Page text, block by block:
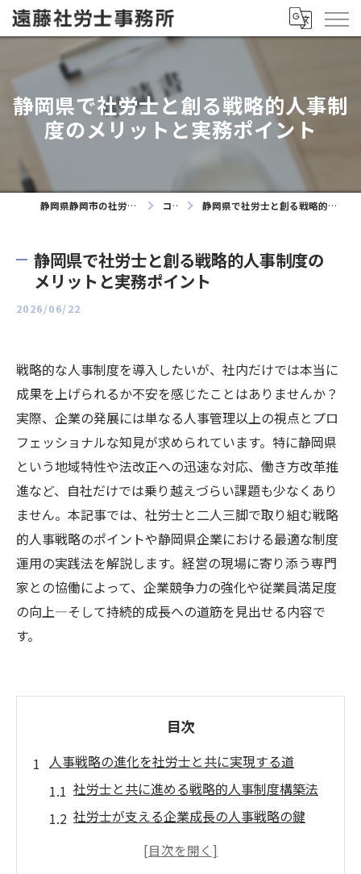
静岡県で社労士と創る戦略的人事制
度のメリットと実務ポイント
静岡県静岡市の社労士なら遠藤社労士事務所 コラム 静岡県で社労士と創る戦略的人事制度のメリットと実務ポイント
静岡県で社労士と創る戦略的人事制度の
メリットと実務ポイント
2026/06/22
戦略的な人事制度を導入したいが、社内だけでは本当に
成果を上げられるか不安を感じたことはありませんか？
実際、企業の発展には単なる人事管理以上の視点とプロ
フェッショナルな知見が求められています。特に静岡県
という地域特性や法改正への迅速な対応、働き方改革推
進など、自社だけでは乗り越えづらい課題も少なくあり
ません。本記事では、社労士と二人三脚で取り組む戦略
的人事戦略のポイントや静岡県企業における最適な制度
運用の実践法を解説します。経営の現場に寄り添う専門
家との協働によって、企業競争力の強化や従業員満足度
の向上―そして持続的成長への道筋を見出せる内容で
す。
目次
人事戦略の進化を社労士と共に実現する道
社労士と共に進める戦略的人事制度構築法
社労士が支える企業成長の人事戦略の鍵
静岡県企業に必要な社労士連携の重要性と